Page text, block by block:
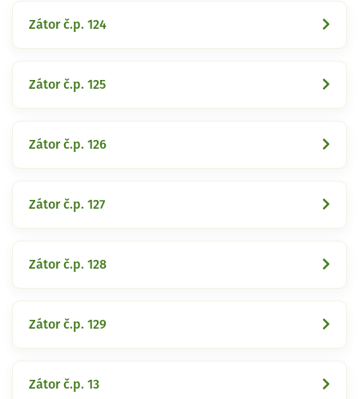
Zátor č.p. 124
Zátor č.p. 125
Zátor č.p. 126
Zátor č.p. 127
Zátor č.p. 128
Zátor č.p. 129
Zátor č.p. 13